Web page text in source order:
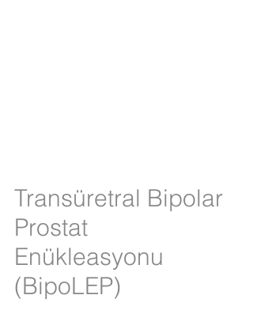
Transüretral Bipolar
Prostat
Enükleasyonu
(BipoLEP)